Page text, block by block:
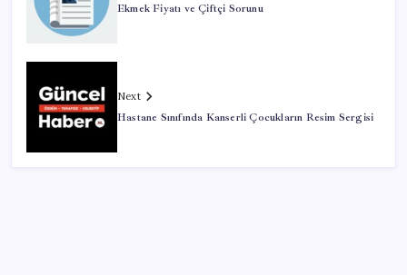
Ekmek Fiyatı ve Çiftçi Sorunu
Next
Hastane Sınıfında Kanserli Çocukların Resim Sergisi